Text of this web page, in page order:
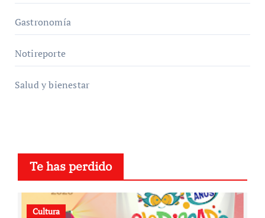
Gastronomía
Notireporte
Salud y bienestar
Te has perdido
Cultura